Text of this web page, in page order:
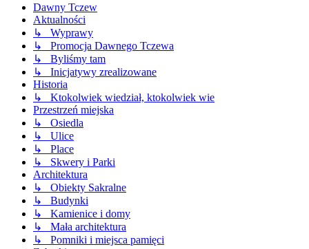
Dawny Tczew
Aktualności
↳ Wyprawy
↳ Promocja Dawnego Tczewa
↳ Byliśmy tam
↳ Inicjatywy zrealizowane
Historia
↳ Ktokolwiek wiedział, ktokolwiek wie
Przestrzeń miejska
↳ Osiedla
↳ Ulice
↳ Place
↳ Skwery i Parki
Architektura
↳ Obiekty Sakralne
↳ Budynki
↳ Kamienice i domy
↳ Mała architektura
↳ Pomniki i miejsca pamięci